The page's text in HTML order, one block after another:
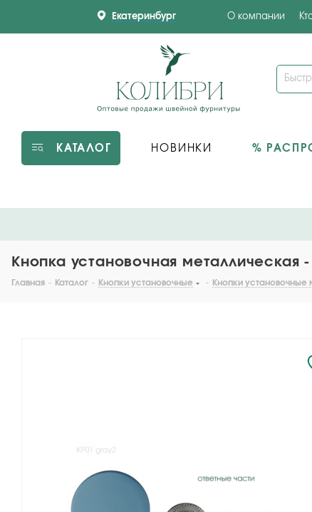
Екатеринбург О компании
КАТАЛОГ НОВИНКИ %
Кнопка установочная металлическая
Главная - Каталог - Кнопки установочные - Кнопки установочные